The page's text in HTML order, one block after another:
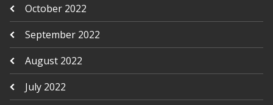
October 2022
September 2022
August 2022
July 2022